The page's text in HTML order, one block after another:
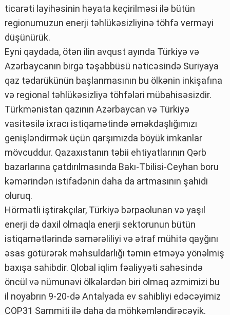
ticarəti layihəsinin həyata keçirilməsi ilə bütün
regionumuzun enerji təhlükəsizliyinə töhfə verməyi
düşünürük.
Eyni qaydada, ötən ilin avqust ayında Türkiyə və
Azərbaycanın birgə təşəbbüsü nəticəsində Suriyaya
qaz tədarükünün başlanmasının bu ölkənin inkişafına
və regional təhlükəsizliyə töhfələri mübahisəsizdir.
Türkmənistan qazının Azərbaycan və Türkiyə
vasitəsilə ixracı istiqamətində əməkdaşlığımızı
genişləndirmək üçün qarşımızda böyük imkanlar
mövcuddur. Qazaxıstanın təbii ehtiyatlarının Qərb
bazarlarına çatdırılmasında Bakı-Tbilisi-Ceyhan boru
kəmərindən istifadənin daha da artmasının şahidi
oluruq.
Hörmətli iştirakçılar, Türkiyə bərpaolunan və yaşıl
enerji də daxil olmaqla enerji sektorunun bütün
istiqamətlərində səmərəliliyi və ətraf mühitə qayğını
əsas götürərək məhsuldarlığı təmin etməyə yönəlmiş
baxışa sahibdir. Qlobal iqlim fəaliyyəti sahəsində
öncül və nümunəvi ölkələrdən biri olmaq əzmimizi bu
il noyabrın 9-20-də Antalyada ev sahibliyi edəcəyimiz
COP31 Sammiti ilə daha da möhkəmləndirəcəyik.